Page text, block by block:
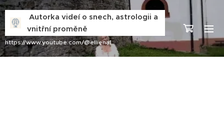
Autorka videí o snech, astrologii a
vnitřní proměně
https://www.youtube.com/@elliena1